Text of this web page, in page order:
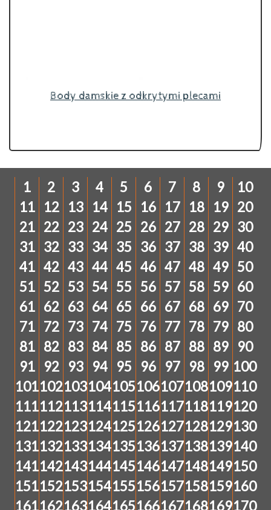
Body damskie z odkrytymi plecami
1 2 3 4 5 6 7 8 9
10
11
12 13 14 15 16 17 18 19 20
21 22 23 24 25 26 27 28 29 30
31 32 33 34 35 36 37 38 39 40
41 42 43 44 45 46 47 48 49 50
51 52 53 54 55 56 57 58 59 60
61 62 63 64 65 66 67 68 69 70
71 72 73 74 75 76 77 78 79 80
81 82 83 84 85 86 87 88 89
90
91
92 93 94 95 96 97 98 99 100
101102103104105106107108109110
111112113114115116117118119120
121122123124125126127128129130
131132133134135136137138139140
141142143144145146147148149150
151152153154155156157158159160
161162163164165166167168169170